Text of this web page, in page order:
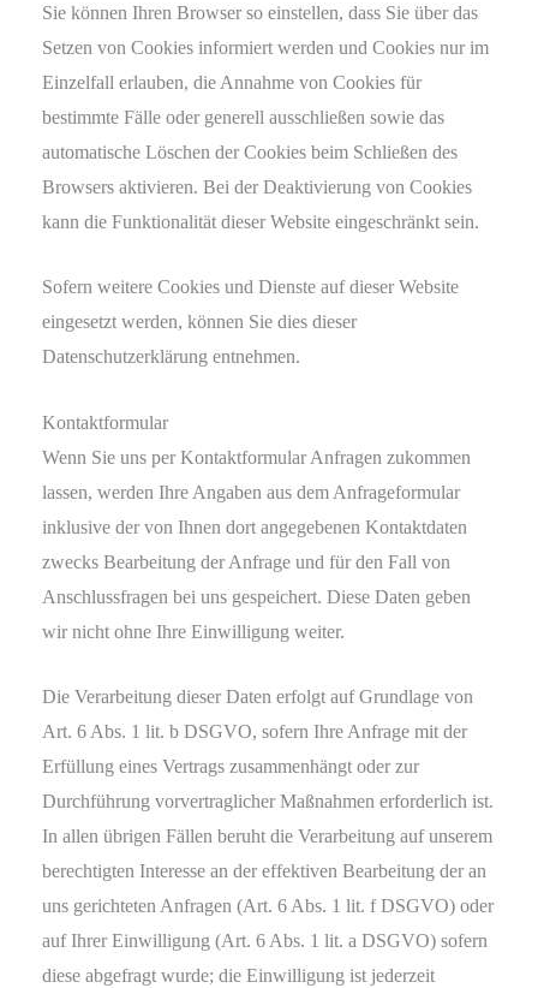
Sie können Ihren Browser so einstellen, dass Sie über das
Setzen von Cookies informiert werden und Cookies nur im
Einzelfall erlauben, die Annahme von Cookies für
bestimmte Fälle oder generell ausschließen sowie das
automatische Löschen der Cookies beim Schließen des
Browsers aktivieren. Bei der Deaktivierung von Cookies
kann die Funktionalität dieser Website eingeschränkt sein.
Sofern weitere Cookies und Dienste auf dieser Website
eingesetzt werden, können Sie dies dieser
Datenschutzerklärung entnehmen.
Kontaktformular
Wenn Sie uns per Kontaktformular Anfragen zukommen
lassen, werden Ihre Angaben aus dem Anfrageformular
inklusive der von Ihnen dort angegebenen Kontaktdaten
zwecks Bearbeitung der Anfrage und für den Fall von
Anschlussfragen bei uns gespeichert. Diese Daten geben
wir nicht ohne Ihre Einwilligung weiter.
Die Verarbeitung dieser Daten erfolgt auf Grundlage von
Art. 6 Abs. 1 lit. b DSGVO, sofern Ihre Anfrage mit der
Erfüllung eines Vertrags zusammenhängt oder zur
Durchführung vorvertraglicher Maßnahmen erforderlich ist.
In allen übrigen Fällen beruht die Verarbeitung auf unserem
berechtigten Interesse an der effektiven Bearbeitung der an
uns gerichteten Anfragen (Art. 6 Abs. 1 lit. f DSGVO) oder
auf Ihrer Einwilligung (Art. 6 Abs. 1 lit. a DSGVO) sofern
diese abgefragt wurde; die Einwilligung ist jederzeit